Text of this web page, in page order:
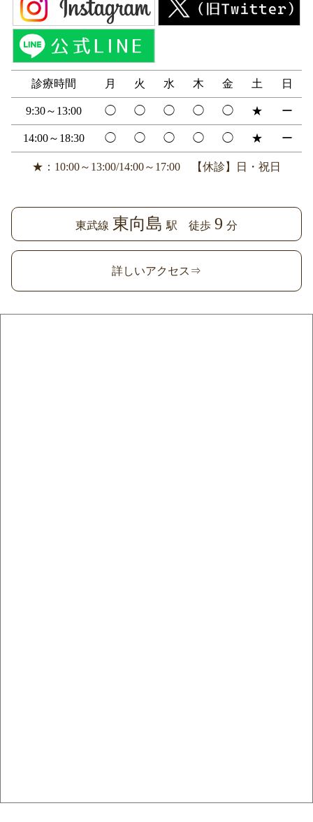
診療時間 月 火 水 木 金 土 日
9:30～13:00 ◯ ◯ ◯ ◯ ◯ ★ ー
14:00～18:30 ◯ ◯ ◯ ◯ ◯ ★ ー
★：10:00～13:00/14:00～17:00 【休診】日・祝日
東武線 東向島 駅 徒歩 9 分
詳しいアクセス⇒